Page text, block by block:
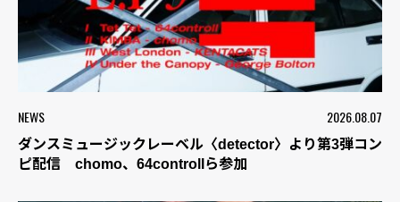
NEWS 2026.08.07
ダンスミュージックレーベル〈detector〉より第3弾コン
ピ配信 chomo、64controllら参加